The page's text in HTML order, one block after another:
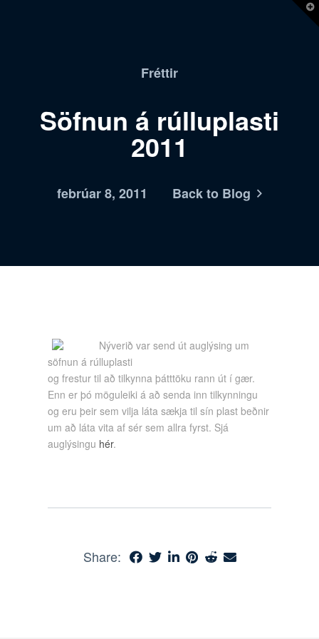
Fréttir
Söfnun á rúlluplasti
2011
febrúar 8, 2011 Back to Blog
Nýverið var send út auglýsing um
söfnun á rúlluplasti
og frestur til að tilkynna þátttöku rann út í gær.
Enn er þó möguleiki á að senda inn tilkynningu
og eru þeir sem vilja láta sækja til sín plast beðnir
um að láta vita af sér sem allra fyrst. Sjá
auglýsingu hér.
Share: